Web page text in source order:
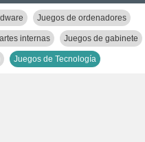
Juegos de ordenadores
internas Juegos de gabinete
Juegos de Tecnología